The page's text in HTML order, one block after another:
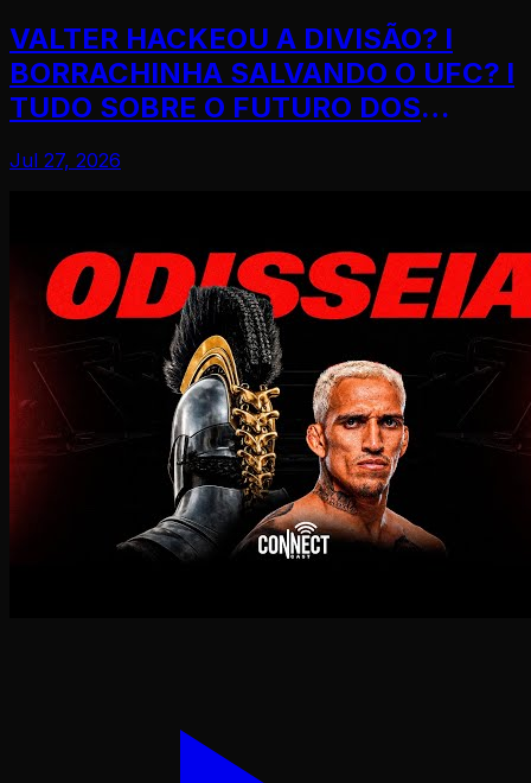
VALTER HACKEOU A DIVISÃO? l
BORRACHINHA SALVANDO O UFC? l
TUDO SOBRE O FUTURO DOS
Jul 27, 2026